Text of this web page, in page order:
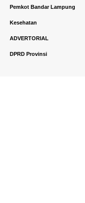
Pemkot Bandar Lampung
Kesehatan
ADVERTORIAL
DPRD Provinsi